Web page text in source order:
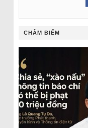
CHÂM BIẾM